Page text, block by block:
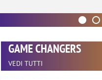
GAME CHANGERS
VEDI TUTTI